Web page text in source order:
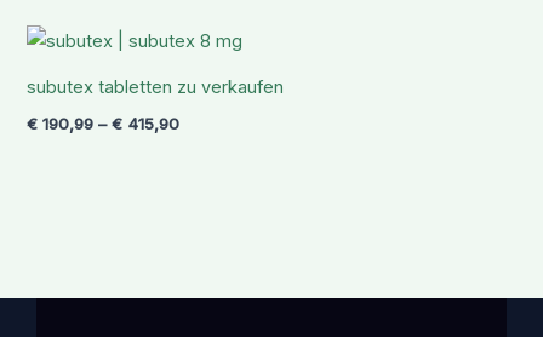
subutex tabletten zu verkaufen
€ 190,99 –€ 415,90
Preisspanne:
€ 190,99
€ 415,90